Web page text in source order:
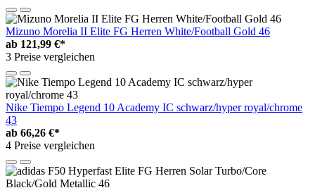
Mizuno Morelia II Elite FG Herren White/Football Gold 46
ab 121,99 €*
3 Preise vergleichen
Nike Tiempo Legend 10 Academy IC schwarz/hyper royal/chrome
43
ab 66,26 €*
4 Preise vergleichen